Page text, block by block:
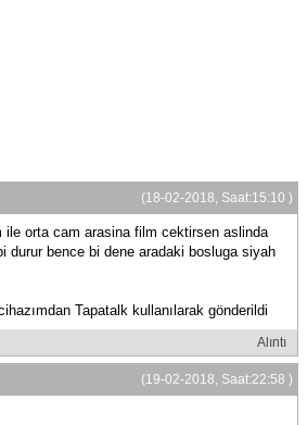
(18-02-2018, Saat:15:10 )
ile orta cam arasina film cektirsen aslinda
durur bence bi dene aradaki bosluga siyah
Tapatalk kullanılarak gönderildi
Alıntı
(19-02-2018, Saat:22:58 )